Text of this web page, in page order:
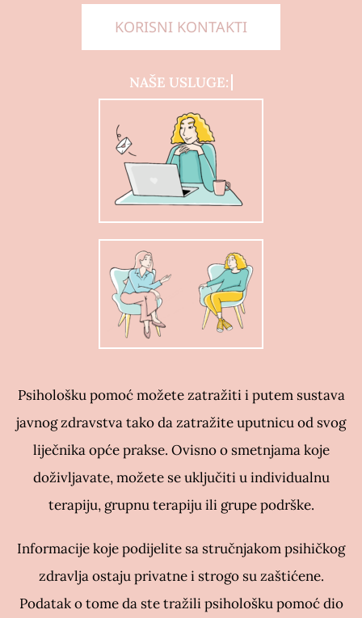
Pomoć pri učenju
kako si? knjiga
KORISNI KONTAKTI
Psihološku pomoć možete zatražiti i putem sustava
javnog zdravstva tako da zatražite uputnicu od svog
liječnika opće prakse. Ovisno o smetnjama koje
doživljavate, možete se uključiti u individualnu
terapiju, grupnu terapiju ili grupe podrške.
Informacije koje podijelite sa stručnjakom psihičkog
zdravlja ostaju privatne i strogo su zaštićene.
Podatak o tome da ste tražili psihološku pomoć dio